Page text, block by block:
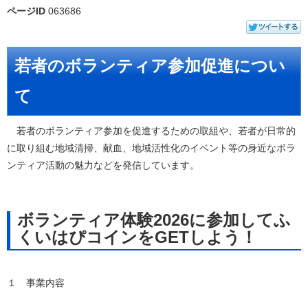
ページID 063686
若者のボランティア参加促進につい
て
若者のボランティア参加を促進するための取組や、若者が日常的
に取り組む地域清掃、献血、地域活性化のイベント等の身近なボラ
ンティア活動の魅力などを発信しています。
ボランティア体験2026に参加してふ
くいはぴコインをGETしよう！
１ 事業内容